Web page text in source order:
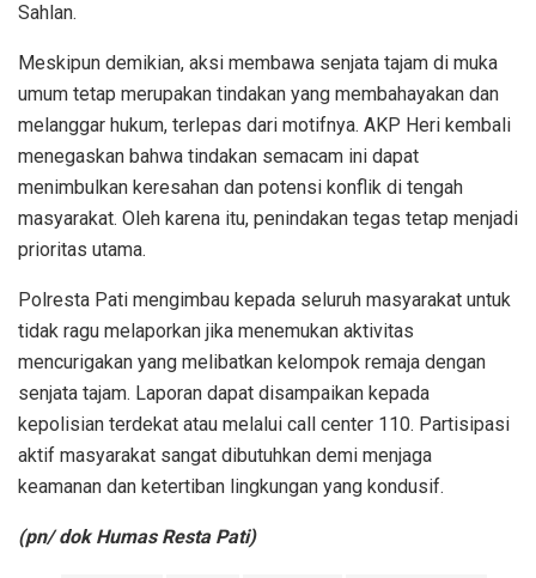
Sahlan.
Meskipun demikian, aksi membawa senjata tajam di muka
umum tetap merupakan tindakan yang membahayakan dan
melanggar hukum, terlepas dari motifnya. AKP Heri kembali
menegaskan bahwa tindakan semacam ini dapat
menimbulkan keresahan dan potensi konflik di tengah
masyarakat. Oleh karena itu, penindakan tegas tetap menjadi
prioritas utama.
Polresta Pati mengimbau kepada seluruh masyarakat untuk
tidak ragu melaporkan jika menemukan aktivitas
mencurigakan yang melibatkan kelompok remaja dengan
senjata tajam. Laporan dapat disampaikan kepada
kepolisian terdekat atau melalui call center 110. Partisipasi
aktif masyarakat sangat dibutuhkan demi menjaga
keamanan dan ketertiban lingkungan yang kondusif.
(pn/ dok Humas Resta Pati)